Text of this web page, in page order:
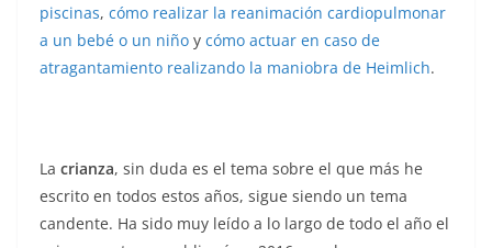
piscinas, cómo realizar la reanimación cardiopulmonar
a un bebé o un niño y cómo actuar en caso de
atragantamiento realizando la maniobra de Heimlich.
La crianza, sin duda es el tema sobre el que más he
escrito en todos estos años, sigue siendo un tema
candente. Ha sido muy leído a lo largo de todo el año el